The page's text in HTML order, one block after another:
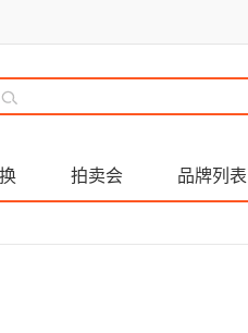
拍卖会 品牌列表